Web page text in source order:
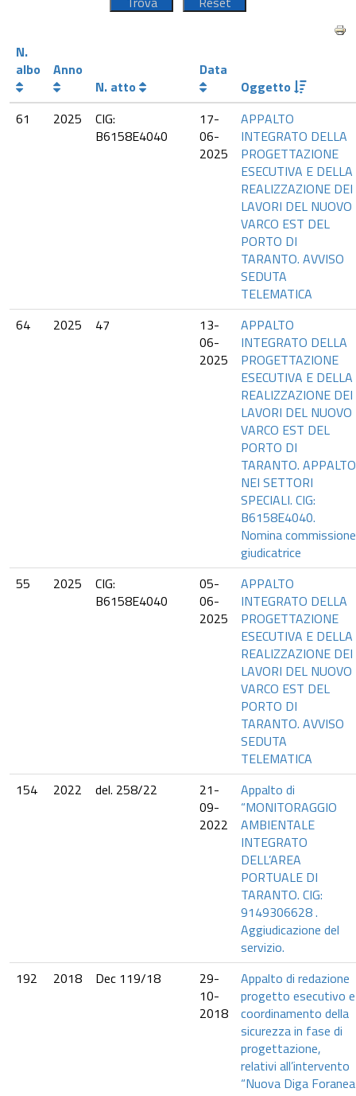
N.
albo
Anno
N. atto
Data
Oggetto
61
2025
CIG:
B6158E4040
17-
06-
2025
APPALTO
INTEGRATO DELLA
PROGETTAZIONE
ESECUTIVA E DELLA
REALIZZAZIONE DEI
LAVORI DEL NUOVO
VARCO EST DEL
PORTO DI
TARANTO. AVVISO
SEDUTA
TELEMATICA
64
2025 47
13-
06-
2025
APPALTO
INTEGRATO DELLA
PROGETTAZIONE
ESECUTIVA E DELLA
REALIZZAZIONE DEI
LAVORI DEL NUOVO
VARCO EST DEL
PORTO DI
TARANTO. APPALTO
NEI SETTORI
SPECIALI. CIG:
B6158E4040.
Nomina commissione
giudicatrice
55
2025
CIG:
B6158E4040
05-
06-
2025
APPALTO
INTEGRATO DELLA
PROGETTAZIONE
ESECUTIVA E DELLA
REALIZZAZIONE DEI
LAVORI DEL NUOVO
VARCO EST DEL
PORTO DI
TARANTO. AVVISO
SEDUTA
TELEMATICA
154
2022 del. 258/22
21-
09-
2022
Appalto di
“MONITORAGGIO
AMBIENTALE
INTEGRATO
DELL’AREA
PORTUALE DI
TARANTO. CIG:
9149306628 .
Aggiudicazione del
servizio.
192
2018 Dec 119/18
29-
10-
2018
Appalto di redazione
progetto esecutivo e
coordinamento della
sicurezza in fase di
progettazione,
relativi all’intervento
“Nuova Diga Foranea